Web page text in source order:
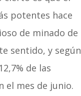
potentes hace
de minado de
sentido, y según
de las
el mes de junio.